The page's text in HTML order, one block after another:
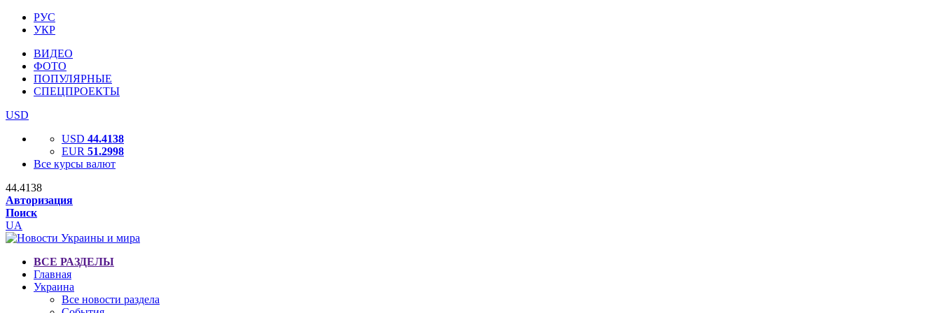
РУС
УКР
ВИДЕО
ФОТО
ПОПУЛЯРНЫЕ
СПЕЦПРОЕКТЫ
USD
USD 44.4138
EUR 51.2998
Все курсы валют
44.4138
Авторизация
Поиск
UA
ВСЕ РАЗДЕЛЫ
Главная
Украина
Все новости раздела